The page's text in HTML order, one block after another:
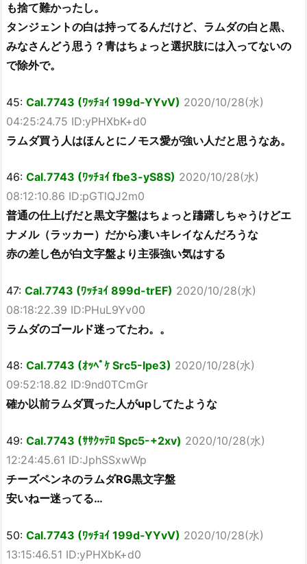
も捨て難かったし。
タンジェントの白は持ってるんだけど、ラムダの白と黒、
みなさんどう思う？青はちょっと選択肢には入ってないの
で除外で。
45: Cal.7743 (ﾜｯﾁｮｲ 199d-YYvV) 2020/10/28(水)
04:25:24.75 ID:yPHXbK+d0
ラムダ買う人はほんとにノモス愛が強い人だと思うなあ。
46: Cal.7743 (ﾜｯﾁｮｲ fbe3-yS8S) 2020/10/28(水)
08:12:10.86 ID:pGTlQJ2m0
普通の仕上げだと黒文字盤はちょっと躊躇しちゃうけどエ
ナメル（ラッカー）だから凄いキレイなんだろうな
赤の差し色が白文字盤より主張強い気はする
47: Cal.7743 (ﾜｯﾁｮｲ 899d-trEF) 2020/10/28(水)
08:18:22.39 ID:PHuL9Yv00
ラムダのゴールド迷ってたわ。。
48: Cal.7743 (ｵｯﾍﾟｹ Src5-Ipe3) 2020/10/28(水)
09:52:18.82 ID:9nd0TCmGr
確か以前ラムダ買った人がupしてたような
49: Cal.7743 (ｻｻｸｯﾃﾛ Spc5-+2xv) 2020/10/28(水)
12:24:45.61 ID:JphSSxwWp
チーズペンネのラムダRG黒文字盤
安いねー迷ってる…
50: Cal.7743 (ﾜｯﾁｮｲ 199d-YYvV) 2020/10/28(水)
13:15:46.51 ID:yPHXbK+d0